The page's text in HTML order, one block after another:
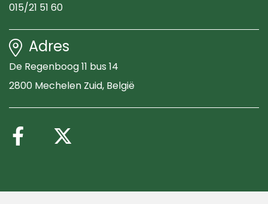
015/21 51 60
Adres
De Regenboog 11 bus 14
2800 Mechelen Zuid, België
Volg ons op Facebook